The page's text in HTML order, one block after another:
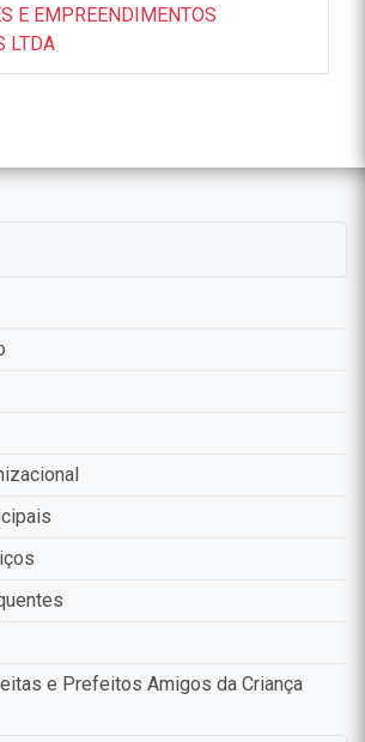
E EMPREENDIMENTOS
LTDA
e Prefeitos Amigos da Criança